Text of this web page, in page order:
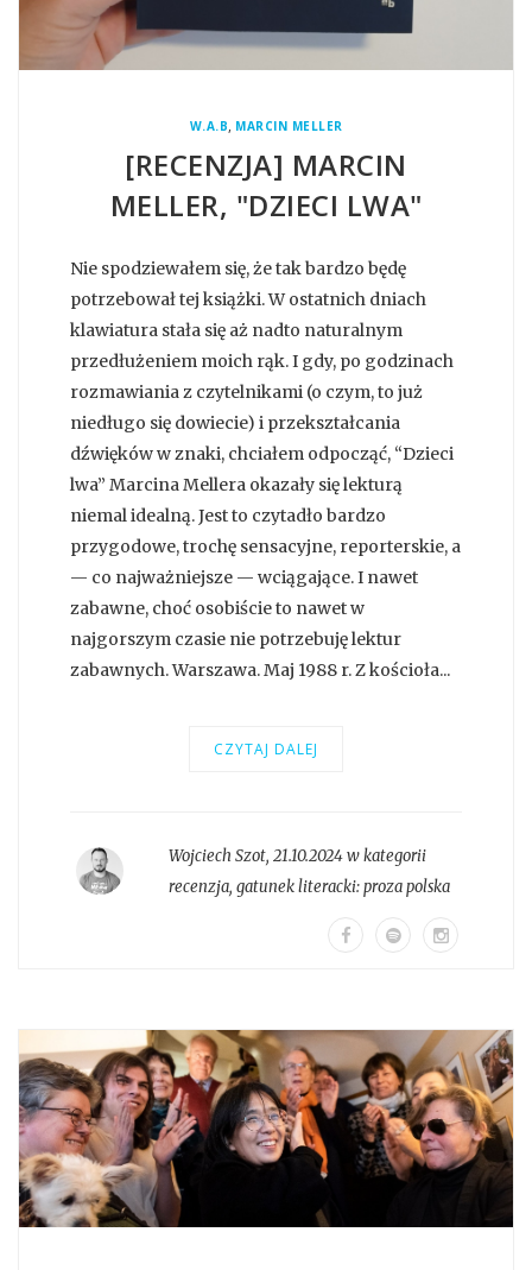
W.A.B, MARCIN MELLER
[RECENZJA] MARCIN
MELLER, "DZIECI LWA"
Nie spodziewałem się, że tak bardzo będę
potrzebował tej książki. W ostatnich dniach
klawiatura stała się aż nadto naturalnym
przedłużeniem moich rąk. I gdy, po godzinach
rozmawiania z czytelnikami (o czym, to już
niedługo się dowiecie) i przekształcania
dźwięków w znaki, chciałem odpocząć, “Dzieci
lwa” Marcina Mellera okazały się lekturą
niemal idealną. Jest to czytadło bardzo
przygodowe, trochę sensacyjne, reporterskie, a
— co najważniejsze — wciągające. I nawet
zabawne, choć osobiście to nawet w
najgorszym czasie nie potrzebuję lektur
zabawnych. Warszawa. Maj 1988 r. Z kościoła...
CZYTAJ DALEJ
Wojciech Szot, 21.10.2024 w kategorii
recenzja, gatunek literacki:proza polska